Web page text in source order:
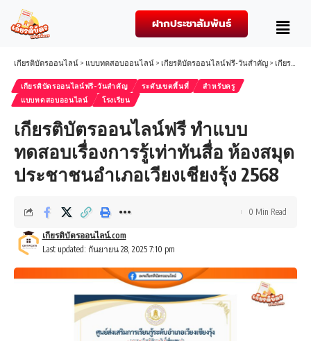
ฝากประชาสัมพันธ์
เกียรติบัตรออนไลน์ > แบบทดสอบออนไลน์ > เกียรติบัตรออนไลน์ฟรี-วันสำคัญ > เกียรติบัตรออนไลน์ฟรี ทำแบบทดสอบเรื่องการรู้เท่าทันสื่อ ห้องสมุดประชาชนอำเภอเวียงเชียงรุ้ง 2568
เกียรติบัตรออนไลน์ฟรี-วันสำคัญ ระดับเขตพื้นที่
สำหรับครู
แบบทดสอบออนไลน์
โรงเรียน
เกียรติบัตรออนไลน์ฟรี ทำแบบ
ทดสอบเรื่องการรู้เท่าทันสื่อ ห้องสมุด
ประชาชนอำเภอเวียงเชียงรุ้ง 2568
Last updated: กันยายน 28, 2025 7:10 pm
เกียรติบัตรออนไลน์.com
0 Min Read